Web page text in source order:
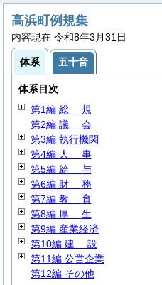
高浜町例規集
内容現在 令和8年3月31日
体系 五十音
体系目次
第1編 総 規
第2編 議 会
第3編 執行機関
第4編 人 事
第5編 給 与
第6編 財 務
第7編 教 育
第8編 厚 生
第9編 産業経済
第10編 建 設
第11編 公営企業
第12編 その他